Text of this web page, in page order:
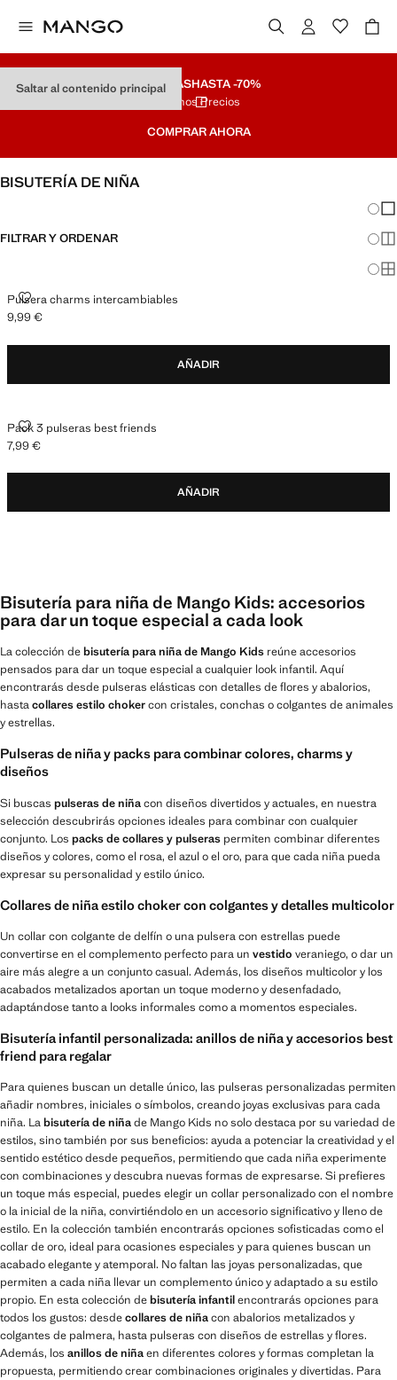
Saltar al contenido principal
REBAJASHASTA -70%
Últimos Precios
COMPRAR AHORA
BISUTERÍA DE NIÑA
FILTRAR Y ORDENAR
Pulsera charms intercambiables
PULSERA CHARMS INTERCAMBIABLES
Precio actual [9,99 € ]
9,99 €
AÑADIR
Pack 3 pulseras best friends
PACK 3 PULSERAS BEST FRIENDS
Precio actual [7,99 € ]
7,99 €
AÑADIR
Bisutería para niña de Mango Kids: accesorios
para dar un toque especial a cada look
La colección debisutería para niña de Mango Kids reúne accesorios
pensados para dar un toque especial a cualquier look infantil. Aquí
encontrarás desde pulseras elásticas con detalles de flores y abalorios,
hastacollares estilo chokercon cristales, conchas o colgantes de animales
y estrellas.
Pulseras de niña y packs para combinar colores, charms y
diseños
Si buscas pulseras de niñacon diseños divertidos y actuales, en nuestra
selección descubrirás opciones ideales para combinar con cualquier
conjunto. Los packs de collares y pulseras permiten combinar diferentes
diseños y colores, como el rosa, el azul o el oro, para que cada niña pueda
expresar su personalidad y estilo único.
Collares de niña estilo choker con colgantes y detalles multicolor
Un collar con colgante de delfín o una pulsera con estrellas puede
convertirse en el complemento perfecto para un vestido veraniego, o dar un
aire más alegre a un conjunto casual. Además, los diseños multicolor y los
acabados metalizados aportan un toque moderno y desenfadado,
adaptándose tanto a looks informales como a momentos especiales.
Bisutería infantil personalizada: anillos de niña y accesorios best
friend para regalar
Para quienes buscan un detalle único, las pulseras personalizadas permiten
añadir nombres, iniciales o símbolos, creando joyas exclusivas para cada
niña. Labisutería de niñade Mango Kids no solo destaca por su variedad de
estilos, sino también por sus beneficios: ayuda a potenciar la creatividad y el
sentido estético desde pequeños, permitiendo que cada niña experimente
con combinaciones y descubra nuevas formas de expresarse. Si prefieres
un toque más especial, puedes elegir un collar personalizado con el nombre
o la inicial de la niña, convirtiéndolo en un accesorio significativo y lleno de
estilo. En la colección también encontrarás opciones sofisticadas como el
collar de oro, ideal para ocasiones especiales y para quienes buscan un
acabado elegante y atemporal. No faltan las joyas personalizadas, que
permiten a cada niña llevar un complemento único y adaptado a su estilo
propio. En esta colección debisutería infantilencontrarás opciones para
todos los gustos: desdecollares de niñacon abalorios metalizados y
colgantes de palmera, hasta pulseras con diseños de estrellas y flores.
Además, los anillos de niñaen diferentes colores y formas completan la
propuesta, permitiendo crear combinaciones originales y divertidas. Para